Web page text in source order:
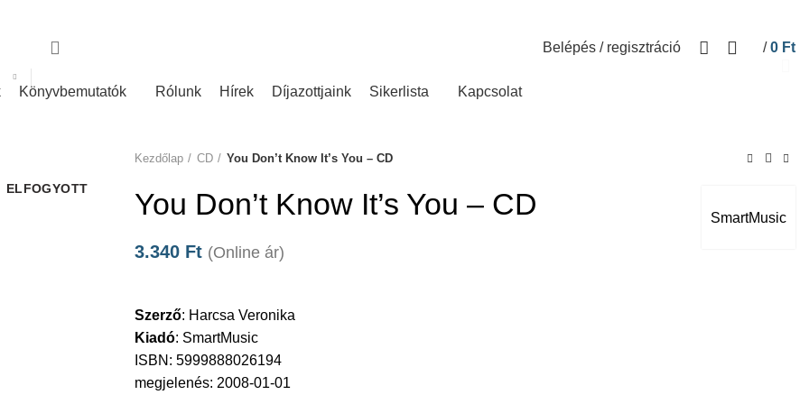
Belépés / regisztráció / 0 Ft
Könyvbemutatók Rólunk Hírek Díjazottjaink Sikerlista Kapcsolat
ELFOGYOTT
Kezdőlap CD You Don’t Know It’s You – CD
SmartMusic
You Don’t Know It’s You – CD
3.340 Ft (Online ár)
Szerző: Harcsa Veronika
Kiadó: SmartMusic
ISBN: 5999888026194
megjelenés: 2008-01-01